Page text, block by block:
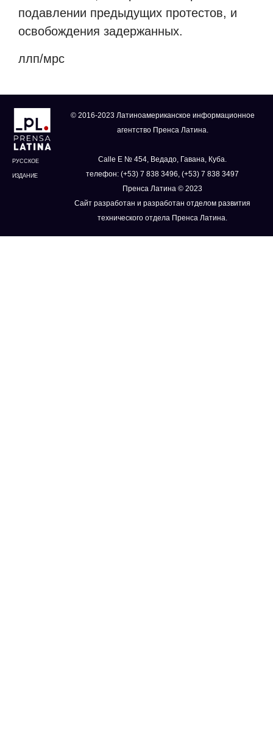
подавлении предыдущих протестов, и
освобождения задержанных.
ллп/мрс
РУССКОЕ
ИЗДАНИЕ
© 2016-2023 Латиноамериканское информационное
агентство Пренса Латина.
Calle E № 454, Ведадо, Гавана, Куба.
телефон: (+53) 7 838 3496, (+53) 7 838 3497
Пренса Латина © 2023
Сайт разработан и разработан отделом развития
технического отдела Пренса Латина.